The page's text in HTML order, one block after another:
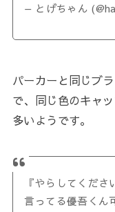
— とげちゃん
パーカーと同じブ
で、同じ色のキャ
多いようです。
『やらしてくだ
言ってる優吾くん